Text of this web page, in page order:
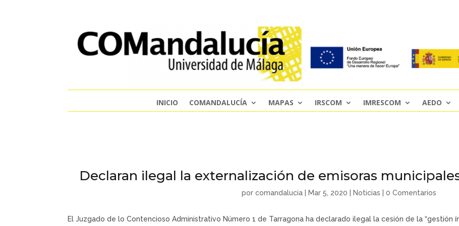
INICIO COMANDALUCÍA MAPAS IRSCOM IMRESCOM AEDO
Declaran ilegal la externalización de emisoras
por comandalucia | Mar 5, 2020 | Noticias | 0 Comentarios
El Juzgado de lo Contencioso Administrativo Número 1 de Tarragona ha declarado ilegal la cesión de la “gestión